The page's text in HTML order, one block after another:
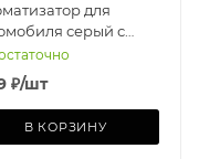
для
серый с
NIGHT LIGHTS
ОГНИ
₽/шт
В КОРЗИНУ